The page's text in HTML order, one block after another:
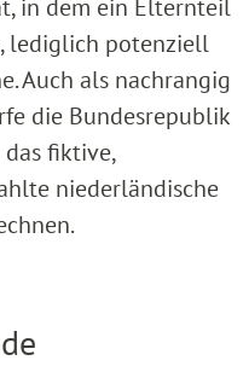
in dem ein Elternteil
lediglich potenziell
Auch als nachrangig
die Bundesrepublik
fiktive,
niederländische